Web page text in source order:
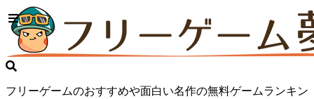
フリーゲームのおすすめや面白い名作の無料ゲームランキン